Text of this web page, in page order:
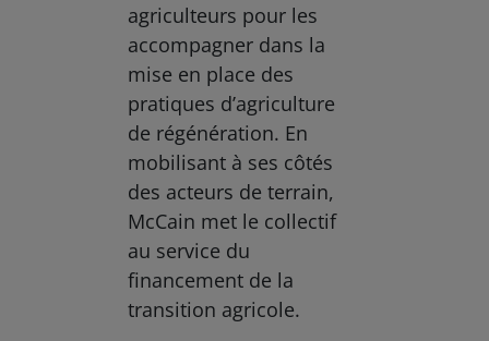
agriculteurs pour les
accompagner dans la
mise en place des
pratiques d’agriculture
de régénération. En
mobilisant à ses côtés
des acteurs de terrain,
McCain met le collectif
au service du
financement de la
transition agricole.